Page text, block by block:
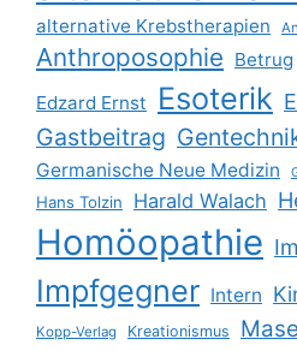
alternative Krebstherapien
Anthroposophie Betrug
Edzard Ernst Esoterik
Gastbeitrag
Germanische Neue Medizin
Hans Tolzin Harald Walach
Homöopathie
Impfgegner Intern
Kopp-Verlag Kreationismus